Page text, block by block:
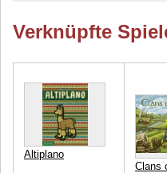
Verknüpfte
Altiplano
Clans